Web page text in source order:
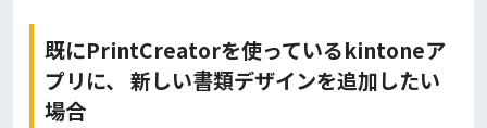
既にPrintCreatorを使っているkintoneア
プリに、 新しい書類デザインを追加したい
場合